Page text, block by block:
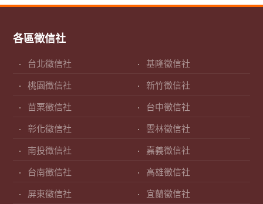
各區徵信社
台北徵信社 基隆徵信社
桃園徵信社 新竹徵信社
苗栗徵信社 台中徵信社
彰化徵信社 雲林徵信社
南投徵信社 嘉義徵信社
台南徵信社 高雄徵信社
屏東徵信社 宜蘭徵信社